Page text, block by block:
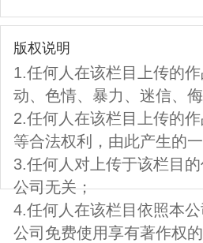
版权说明
1.任何人在该栏目上传的
动、色情、暴力、迷信、
2.任何人在该栏目上传的
等合法权利，由此产生的
3.任何人对上传于该栏目
公司无关；
4.任何人在该栏目依照本
公司免费使用享有著作权